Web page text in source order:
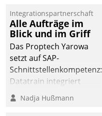
Integrationspartnerschaft
Alle Aufträge im
Blick und im Griff
Das Proptech Yarowa
setzt auf SAP-
Schnittstellenkompetenz:
Datatrain integriert
Yarowas Portal zur
Vergabe und Verwaltung
Nadja Hußmann